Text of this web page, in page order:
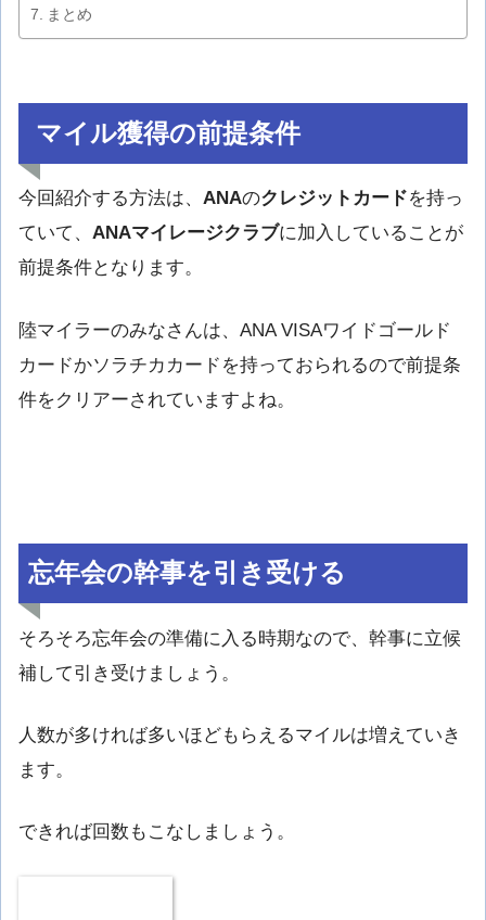
まとめ
マイル獲得の前提条件
今回紹介する方法は、 ANAのクレジットカードを持っ
ていて、 ANAマイレージクラブに加入していることが
前提条件となります。
陸マイラーのみなさんは、ANA VISAワイドゴールド
カードかソラチカカードを持っておられるので前提条
件をクリアーされていますよね。
忘年会の幹事を引き受ける
そろそろ忘年会の準備に入る時期なので、幹事に立候
補して引き受けましょう。
人数が多ければ多いほどもらえるマイルは増えていき
ます。
できれば回数もこなしましょう。